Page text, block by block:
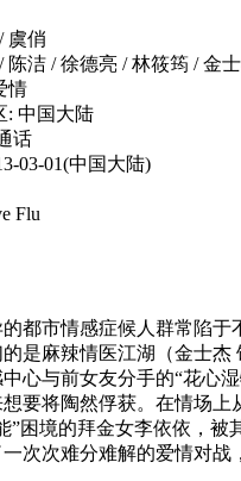
虞俏
陈洁 / 徐德亮 / 林筱筠 / 金
情
: 中国大陆
话
03-01(中国大陆)
Flu
市情感症候人群常陷于不
是麻辣情医江湖（金士杰
与前女友分手的“花心湿
要将陶然俘获。在情场
”困境的拜金女李依依，
次次难分难解的爱情对